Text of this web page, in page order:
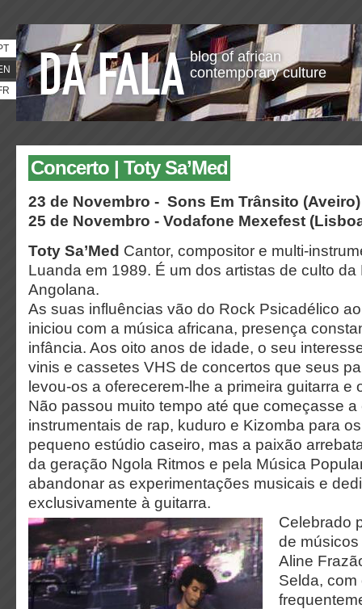
blog of african
contemporary culture
Concerto | Toty Sa’Med
23 de Novembro - Sons Em Trânsito (Aveiro)
25 de Novembro - Vodafone Mexefest
Toty Sa’Med Cantor, compositor e multi-
Luanda em 1989. É um dos artistas de culto da
Angolana.
As suas influências vão do Rock Psicadélico
iniciou com a música africana, presença
infância. Aos oito anos de idade, o seu
vinis e cassetes VHS de concertos que seus
levou-os a oferecerem-lhe a primeira guitarra e
Não passou muito tempo até que começasse
instrumentais de rap, kuduro e Kizomba para
pequeno estúdio caseiro, mas a paixão
da geração Ngola Ritmos e pela Música
abandonar as experimentações musicais e
exclusivamente à guitarra.
Celebrado
de
Aline
Selda,